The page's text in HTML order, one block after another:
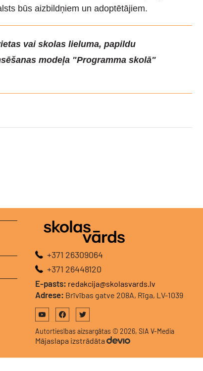
būs aizbildņiem un adoptētājiem.
vai skolas lieluma, papildu
modeļa "Programma skolā"
+371 26309064
+371 26448120
E-pasts: redakcija@skolasvards.lv
Adrese: Brīvības gatve 208A, Rīga, LV-1039
Autortiesības aizsargātas © 2026, SIA V-Media
Mājaslapa izstrādāta